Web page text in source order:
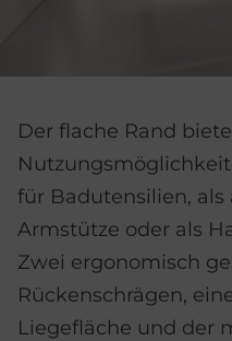
Der flache Rand
für Badutensilien,
Armstütze oder als
Zwei ergonomisch
Rückenschrägen,
Liegefläche und der